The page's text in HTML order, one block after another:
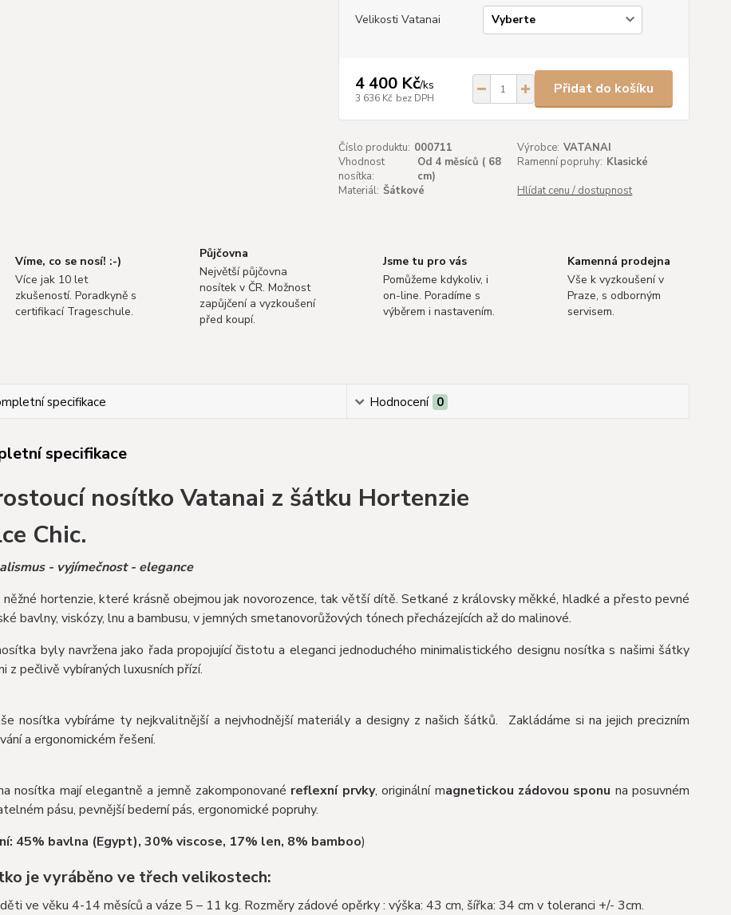
Velikosti Vatanai
4 400 Kč/ks
3 636 Kč bez DPH
Přidat do košíku
Číslo produktu: 000711 Výrobce: VATANAI
Vhodnost
nosítka:
Od 4 měsíců ( 68
cm)
Ramenní popruhy: Klasické
Materiál: Šátkové Hlídat cenu / dostupnost
Víme, co se nosí! :-)
Více jak 10 let
zkušeností. Poradkyně s
certifikací Trageschule.
Půjčovna
Největší půjčovna
nosítek v ČR. Možnost
zapůjčení a vyzkoušení
před koupí.
Jsme tu pro vás
Pomůžeme kdykoliv, i
on-line. Poradíme s
výběrem i nastavením.
Kamenná prodejna
Vše k vyzkoušení v
Praze, s odborným
servisem.
specifikace Hodnocení 0
specifikace
nosítko Vatanai z šátku Hortenzie
Chic.
- vyjímečnost - elegance
něžné hortenzie, které krásně obejmou jak novorozence, tak větší dítě. Setkané z královsky měkké, hladké a přesto pevné
bavlny, viskózy, lnu a bambusu, v jemných smetanovorůžových tónech přecházejících až do malinové.
byly navržena jako řada propojující čistotu a eleganci jednoduchého minimalistického designu nosítka s našimi šátky
z pečlivě vybíraných luxusních přízí.
nosítka vybíráme ty nejkvalitnější a nejvhodnější materiály a designy z našich šátků. Zakládáme si na jejich precizním
a ergonomickém řešení.
nosítka mají elegantně a jemně zakomponované reflexní prvky, originální magnetickou zádovou sponu na posuvném
pásu, pevnější bederní pás, ergonomické popruhy.
45% bavlna (Egypt), 30% viscose, 17% len, 8% bamboo)
je vyráběno ve třech velikostech:
ve věku 4-14 měsíců a váze 5 – 11 kg. Rozměry zádové opěrky : výška: 43 cm, šířka: 34 cm v toleranci +/- 3cm.